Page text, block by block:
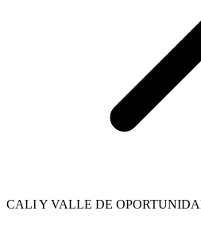
CALI Y VALLE DE